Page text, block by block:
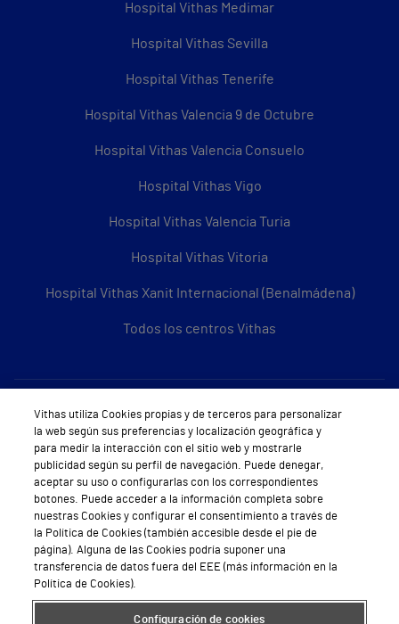
Hospital Vithas Medimar
Hospital Vithas Sevilla
Hospital Vithas Tenerife
Hospital Vithas Valencia 9 de Octubre
Hospital Vithas Valencia Consuelo
Hospital Vithas Vigo
Hospital Vithas Valencia Turia
Hospital Vithas Vitoria
Hospital Vithas Xanit Internacional (Benalmádena)
Todos los centros Vithas
Sobre Vithas
Quiénes somos
Trabajar en Vithas
Teléfono Cita Médica
Teléfono Atención al Cliente
Política de seguridad y salud en el trabajo
Conoce a Supervita
Vithas utiliza Cookies propias y de terceros para personalizar
la web según sus preferencias y localización geográfica y
para medir la interacción con el sitio web y mostrarle
publicidad según su perfil de navegación. Puede denegar,
aceptar su uso o configurarlas con los correspondientes
botones. Puede acceder a la información completa sobre
nuestras Cookies y configurar el consentimiento a través de
la Política de Cookies (también accesible desde el pie de
página). Alguna de las Cookies podría suponer una
transferencia de datos fuera del EEE (más información en la
Política de Cookies).
Configuración de cookies